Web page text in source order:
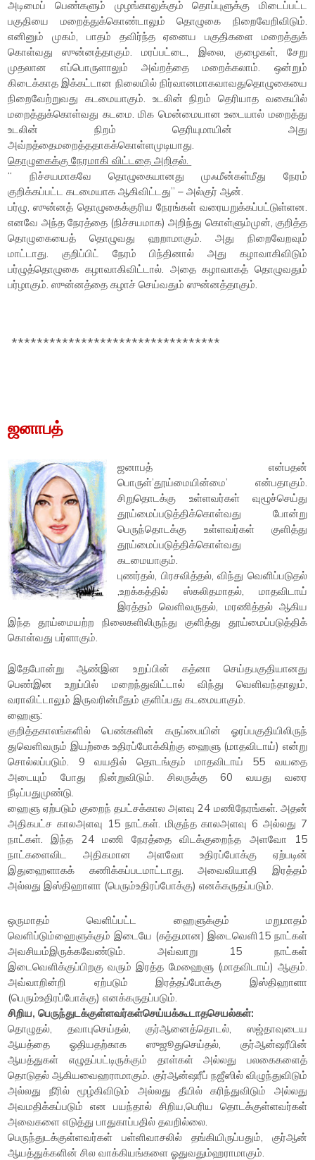
அடிமைப் பெண்களும் முழங்காலுக்கும் தொப்புளுக்கு மிடைப்பட்ட
பகுதியை மறைத்துக்கொண்டாலும் தொழுகை நிறைவேறிவிடும்.
எனினும் முகம், பாதம் தவிர்ந்த ஏனைய பகுதிகளை மறைத்துக்
கொள்வது ஸுன்னத்தாகும். மரப்பட்டை, இலை, குழைகள், சேறு
முதலான எப்பொருளாலும் அவ்றத்தை மறைக்கலாம். ஒன்றும்
கிடைக்காத இக்கட்டான நிலையில் நிர்வானமாகவாவதுதொழுகையை
நிறைவேற்றுவது கடமையாகும். உடலின் நிறம் தெரியாத வகையில்
மறைத்துக்கொள்வது கடமை. மிக மென்மையான உடையால் மறைத்து
உடலின் நிறம் தெரியுமாயின் அது
அவ்றத்தைமறைத்ததாகக்கொள்ளமுடியாது.
தொழுகைக்கு நேரமாகி விட்டதை அறிதல்.
“ நிச்சயமாகவே தொழுகையானது முஃமீன்கள்மீது நேரம்
குறிக்கப்பட்ட கடமையாக ஆகிவிட்டது” – அல்குர் ஆன்.
பர்ழு, ஸுன்னத் தொழுகைக்குரிய நேரங்கள் வரையறுக்கப்பட்டுள்ளன.
எனவே அந்த நேரத்தை (நிச்சயமாக) அறிந்து கொள்ளும்முன், குறித்த
தொழுகையைத் தொழுவது ஹறாமாகும். அது நிறைவேறவும்
மாட்டாது. குறிப்பிட் நேரம் பிந்தினால் அது கழாவாகிவிடும்
பர்ழுத்தொழுகை கழாவாகிவிட்டால். அதை கழாவாகத் தொழுவதும்
பர்ழாகும். ஸுன்னத்தை கழாச் செய்வதும் ஸுன்னத்தாகும்.
*********************************
ஜனாபத்
ஜனாபத் என்பதன்
பொருள்’தூய்மையின்மை’ என்பதாகும்.
சிறுதொடக்கு உள்ளவர்கள் வுழூச்செய்து
தூய்மைப்படுத்திக்கொள்வது போன்று
பெருந்தொடக்கு உள்ளவர்கள் குளித்து
தூய்மைப்படுத்திக்கொள்வது
கடமையாகும்.
புணர்தல், பிரசவித்தல், விந்து வெளிப்படுதல்
,உறக்கத்தில் ஸ்கலிதமாதல், மாதவிடாய்
இரத்தம் வெளிவருதல், மரணித்தல் ஆகிய
இந்த தூய்மையற்ற நிலைகளிலிருந்து குளித்து தூய்மைப்படுத்திக்
கொள்வது பர்ளாகும்.
இதேபோன்று ஆண்இன உறுப்பின் கத்னா செய்தபகுதியானது
பெண்இன உறுப்பில் மறைந்துவிட்டால் விந்து வெளிவந்தாலும்,
வராவிட்டாலும் இருவரின்மீதும் குளிப்பது கடமையாகும்.
ஹைளு:
குறித்தகாலங்களில் பெண்களின் கருப்பையின் ஓரப்பகுதியிலிருந்
துவெளிவரும் இயற்கை உதிரப்போக்கிற்கு ஹைளு (மாதவிடாய்) என்று
சொல்லப்படும். 9 வயதில் தொடங்கும் மாதவிடாய் 55 வயதை
அடையும் போது நின்றுவிடும். சிலருக்கு 60 வயது வரை
நீடிப்பதுமுண்டு.
ஹைளு ஏற்படும் குறைந் தபட்சக்கால அளவு 24 மணிநேரங்கள். அதன்
அதிகபட்ச காலஅளவு 15 நாட்கள். மிகுந்த காலஅளவு 6 அல்லது 7
நாட்கள். இந்த 24 மணி நேரத்தை விடக்குறைந்த அளவோ 15
நாட்களைவிட அதிகமான அளவோ உதிரப்போக்கு ஏற்படின்
இதுஹைளாகக் கணிக்கப்படமாட்டாது. அவைவியாதி இரத்தம்
அல்லது இஸ்திஹாளா (பெரும்உதிரப்போக்கு) எனக்கருதப்படும்.
ஒருமாதம் வெளிப்பட்ட ஹைளுக்கும் மறுமாதம்
வெளிப்டும்ஹைளுக்கும் இடையே (சுத்தமான) இடைவெளி15 நாட்கள்
அவசியம்இருக்கவேண்டும். அவ்வாறு 15 நாட்கள்
இடைவெளிக்குப்பிறகு வரும் இரத்த மேஹைளு (மாதவிடாய்) ஆகும்.
அவ்வாறின்றி ஏற்படும் இரத்தப்போக்கு இஸ்திஹாளா
(பெரும்உதிரப்போக்கு) எனக்கருதப்படும்.
சிறிய, பெருந்துடக்குள்ளவர்கள்செய்யக்கூடாதசெயல்கள்:
தொழுதல், தவாபுசெய்தல், குர்ஆனைத்தொடல், ஸஜ்தாவுடைய
ஆயத்தை ஓதியதற்காக ஸுஜூதுசெய்தல், குர்ஆன்ஷரீபின்
ஆயத்துகள் எழுதப்பட்டிருக்கும் தாள்கள் அல்லது பலகைகளைத்
தொடுதல் ஆகியவைஹராமாகும். குர்ஆன்ஷரீப் நஜீஸில் விழுந்துவிடும்
அல்லது நீரில் மூழ்கிவிடும் அல்லது தீயில் கரிந்துவிடும் அல்லது
அவமதிக்கப்படும் என பயந்தால் சிறிய,பெரிய தொடக்குள்ளவர்கள்
அவைகளை எடுத்து பாதுகாப்பதில் தவறில்லை.
பெருந்துடக்குள்ளவர்கள் பள்ளிவாசலில் தங்கியிருப்பதும், குர்ஆன்
ஆயத்துக்களின் சில வாக்கியங்களை ஓதுவதும்ஹராமாகும்.